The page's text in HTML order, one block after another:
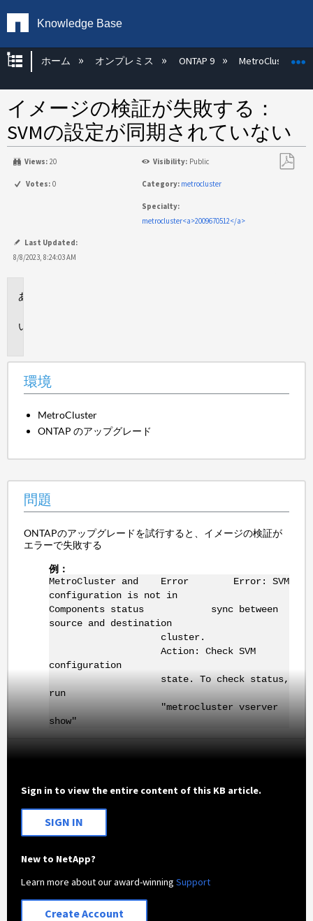
Knowledge Base
グローバル階層を展開/折りたたむ
ホーム オンプレミス ONTAP 9 MetroCluster
イメージの検証が失敗する：
SVMの設定が同期されていない
Views: 20 Visibility: Public
Votes: 0 Category: metrocluster
Specialty:
metrocluster<a>2009670512</a>
Last Updated:
8/8/2023, 8:24:03 AM
環境
MetroCluster
ONTAP のアップグレード
問題
ONTAPのアップグレードを試行すると、イメージの検証が
エラーで失敗する
例：
MetroCluster and Error Error: SVM
configuration is not in
Components status sync between
source and destination
cluster.
Action: Check SVM
configuration
state. To check status,
run
"metrocluster vserver
show"
Sign in to view the entire content of this KB article.
SIGN IN
New to NetApp?
Learn more about our award-winningSupport
Create Account